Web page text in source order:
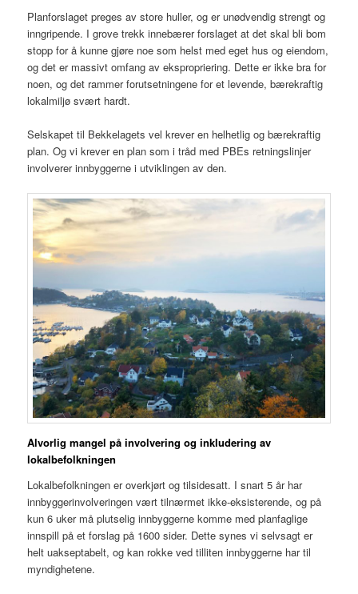
Planforslaget preges av store huller, og er unødvendig strengt og
inngripende. I grove trekk innebærer forslaget at det skal bli bom
stopp for å kunne gjøre noe som helst med eget hus og eiendom,
og det er massivt omfang av ekspropriering. Dette er ikke bra for
noen, og det rammer forutsetningene for et levende, bærekraftig
lokalmiljø svært hardt.
Selskapet til Bekkelagets vel krever en helhetlig og bærekraftig
plan. Og vi krever en plan som i tråd med PBEs retningslinjer
involverer innbyggerne i utviklingen av den.
Alvorlig mangel på involvering og inkludering av
lokalbefolkningen
Lokalbefolkningen er overkjørt og tilsidesatt. I snart 5 år har
innbyggerinvolveringen vært tilnærmet ikke-eksisterende, og på
kun 6 uker må plutselig innbyggerne komme med planfaglige
innspill på et forslag på 1600 sider. Dette synes vi selvsagt er
helt uakseptabelt, og kan rokke ved tilliten innbyggerne har til
myndighetene.